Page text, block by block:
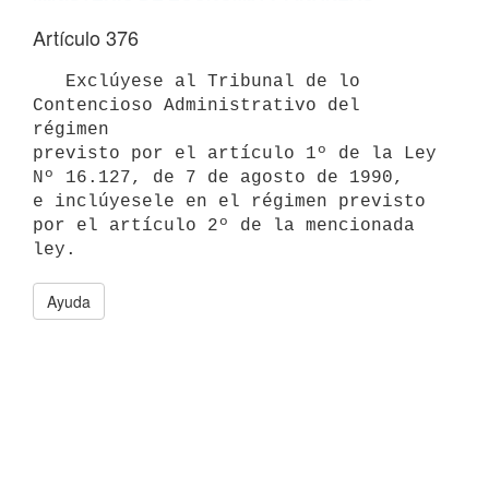
Artículo 376
Contencioso Administrativo del
régimen
previsto por el artículo 1º de la Ley
Nº 16.127, de 7 de agosto de 1990,
e inclúyesele en el régimen previsto
por el artículo 2º de la mencionada
Ayuda